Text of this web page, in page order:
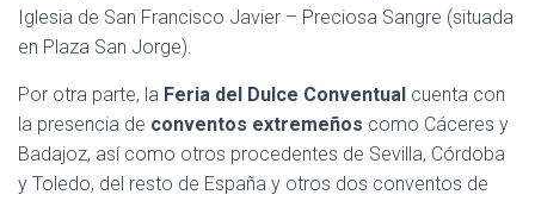
Iglesia de San Francisco Javier – Preciosa Sangre (situada
en Plaza San Jorge).
Por otra parte, la Feria del Dulce Conventual cuenta con
la presencia de conventos extremeños como Cáceres y
Badajoz, así como otros procedentes de Sevilla, Córdoba
y Toledo, del resto de España y otros dos conventos de